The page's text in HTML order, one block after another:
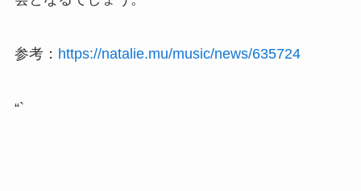
参考： https://natalie.mu/music/news/635724
“`